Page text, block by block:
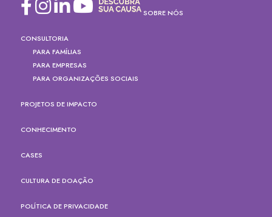
SOBRE NÓS
CONSULTORIA
PARA FAMÍLIAS
PARA EMPRESAS
PARA ORGANIZAÇÕES SOCIAIS
PROJETOS DE IMPACTO
CONHECIMENTO
CASES
CULTURA DE DOAÇÃO
POLÍTICA DE PRIVACIDADE